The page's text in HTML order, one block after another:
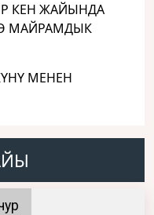
КЕН ЖАЙЫНДА
МАЙРАМДЫК
МЕНЕН